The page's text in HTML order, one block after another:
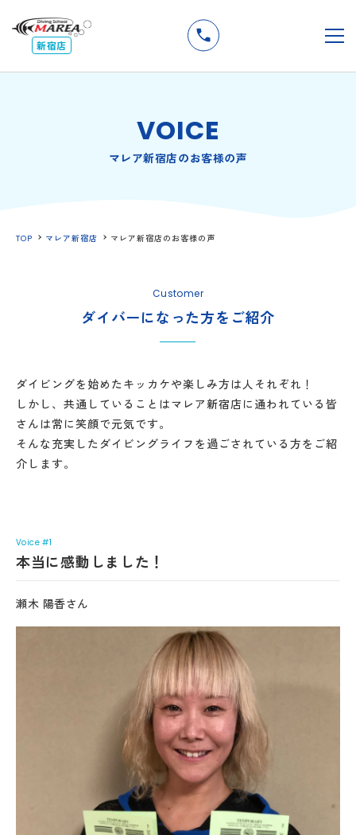
新宿店
VOICE
マレア新宿店のお客様の声
TOP マレア新宿店 マレア新宿店のお客様の声
Customer
ダイバーになった方をご紹介
ダイビングを始めたキッカケや楽しみ方は人それぞれ！
しかし、共通していることはマレア新宿店に通われている皆
さんは常に笑顔で元気です。
そんな充実したダイビングライフを過ごされている方をご紹
介します。
Voice #1
本当に感動しました！
瀬木 陽香さん